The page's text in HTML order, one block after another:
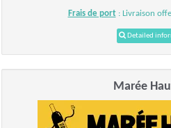
Frais de port: Livraison
Detailed
Marée